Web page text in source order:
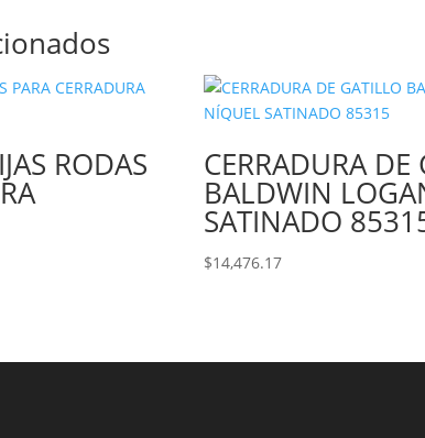
RODAS CERRADURA DE
BALDWIN
SATINADO
$14,476.17